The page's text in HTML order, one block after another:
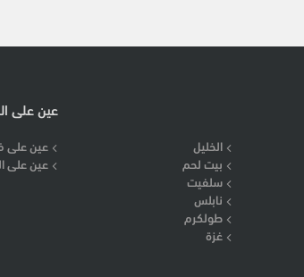
الخليل
بيت لحم
سلفيت
نابلس
طولكرم
غزة
عين على
عين على
عين على